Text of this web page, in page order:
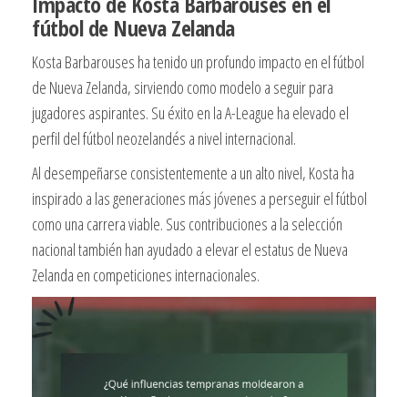
fútbol de Nueva Zelanda
Kosta Barbarouses ha tenido un profundo impacto en el fútbol
de Nueva Zelanda, sirviendo como modelo a seguir para
jugadores aspirantes. Su éxito en la A-League ha elevado el
perfil del fútbol neozelandés a nivel internacional.
Al desempeñarse consistentemente a un alto nivel, Kosta ha
inspirado a las generaciones más jóvenes a perseguir el fútbol
como una carrera viable. Sus contribuciones a la selección
nacional también han ayudado a elevar el estatus de Nueva
Zelanda en competiciones internacionales.